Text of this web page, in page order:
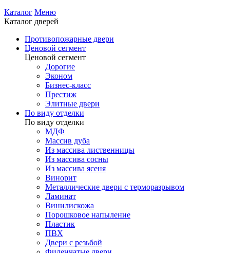
Каталог Меню
Каталог дверей
Противопожарные двери
Ценовой сегмент
Ценовой сегмент
Дорогие
Эконом
Бизнес-класс
Престиж
Элитные двери
По виду отделки
По виду отделки
МДФ
Массив дуба
Из массива лиственницы
Из массива сосны
Из массива ясеня
Винорит
Металлические двери с терморазрывом
Ламинат
Винилискожа
Порошковое напыление
Пластик
ПВХ
Двери с резьбой